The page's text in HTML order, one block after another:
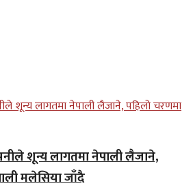
शून्य लागतमा नेपाली लैजाने,
मलेसिया जाँदै